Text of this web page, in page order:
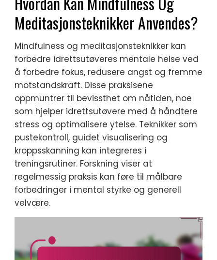
Meditasjonsteknikker Anvendes?
Mindfulness og meditasjonsteknikker kan
forbedre idrettsutøveres mentale helse ved
å forbedre fokus, redusere angst og fremme
motstandskraft. Disse praksisene
oppmuntrer til bevissthet om nåtiden, noe
som hjelper idrettsutøvere med å håndtere
stress og optimalisere ytelse. Teknikker som
pustekontroll, guidet visualisering og
kroppsskanning kan integreres i
treningsrutiner. Forskning viser at
regelmessig praksis kan føre til målbare
forbedringer i mental styrke og generell
velvære.